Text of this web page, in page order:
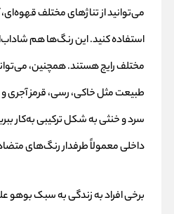
می‌توانید از تناژهای مختلف
استفاده کنید. این رنگ‌ها هم
مختلف رایج هستند. همچنین،
طبیعت مثل خاکی، رسی، قرمز آجری و
سرد و خنثی به شکل ترکیبی به‌کار
داخلی معمولاً طرفدار رنگ‌های
برخی افراد به زندگی به سبک بوهو